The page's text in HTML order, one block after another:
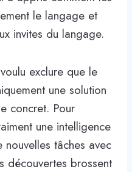
le langage et
invites du langage.
exclure que le
une solution
concret. Pour
une intelligence
tâches avec
découvertes brossent